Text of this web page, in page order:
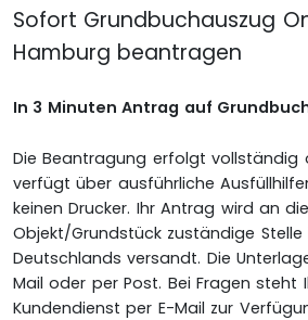
Sofort Grundbuchauszug
Hamburg beantragen
In 3 Minuten Antrag auf
Die Beantragung erfolgt vollständig
verfügt über ausführliche
keinen Drucker. Ihr Antrag wird an
Objekt/Grundstück zuständige Stelle
Deutschlands versandt. Die
Mail oder per Post. Bei Fragen steht
Kundendienst per E-Mail zur